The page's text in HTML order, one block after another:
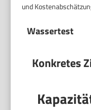
und
Wassertest
Konkretes